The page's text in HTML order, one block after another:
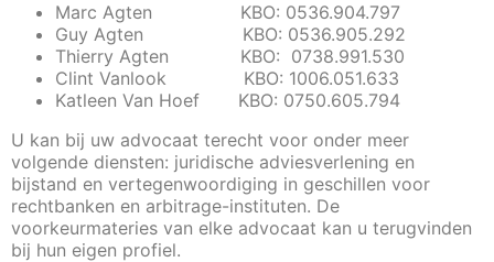
Marc Agten KBO: 0536.904.797
Guy Agten KBO: 0536.905.292
Thierry Agten KBO: 0738.991.530
Clint Vanlook KBO: 1006.051.633
Katleen Van Hoef KBO: 0750.605.794
U kan bij uw advocaat terecht voor onder meer
volgende diensten: juridische adviesverlening en
bijstand en vertegenwoordiging in geschillen voor
rechtbanken en arbitrage-instituten. De
voorkeurmateries van elke advocaat kan u terugvinden
bij hun eigen profiel.